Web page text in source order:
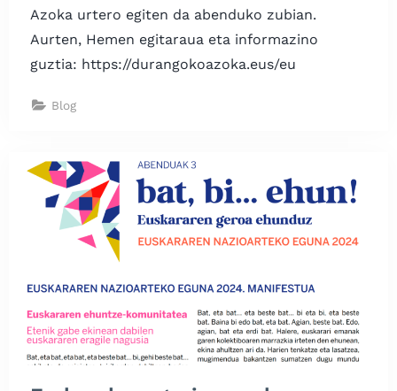
Azoka urtero egiten da abenduko zubian.
Aurten, Hemen egitaraua eta informazino
guztia: https://durangokoazoka.eus/eu
Blog